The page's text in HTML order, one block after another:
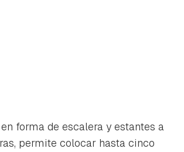
forma de escalera y estantes a
permite colocar hasta cinco